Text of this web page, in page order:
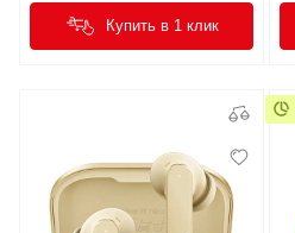
Купить в 1 клик